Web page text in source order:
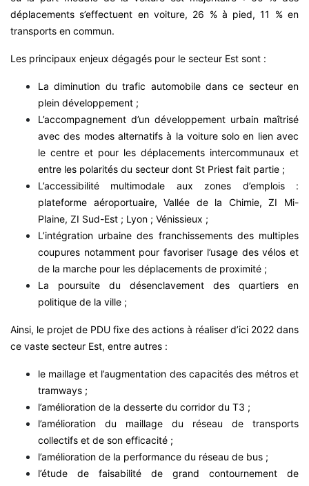
déplacements s’effectuent en voiture, 26 % à pied, 11 % en
transports en commun.
Les principaux enjeux dégagés pour le secteur Est sont :
La diminution du trafic automobile dans ce secteur en
plein développement ;
L’accompagnement d’un développement urbain maîtrisé
avec des modes alternatifs à la voiture solo en lien avec
le centre et pour les déplacements intercommunaux et
entre les polarités du secteur dont St Priest fait partie ;
L’accessibilité multimodale aux zones d’emplois :
plateforme aéroportuaire, Vallée de la Chimie, ZI Mi-
Plaine, ZI Sud-Est ; Lyon ; Vénissieux ;
L’intégration urbaine des franchissements des multiples
coupures notamment pour favoriser l’usage des vélos et
de la marche pour les déplacements de proximité ;
La poursuite du désenclavement des quartiers en
politique de la ville ;
Ainsi, le projet de PDU fixe des actions à réaliser d’ici 2022 dans
ce vaste secteur Est, entre autres :
le maillage et l’augmentation des capacités des métros et
tramways ;
l’amélioration de la desserte du corridor du T3 ;
l’amélioration du maillage du réseau de transports
collectifs et de son efficacité ;
l’amélioration de la performance du réseau de bus ;
l’étude de faisabilité de grand contournement de